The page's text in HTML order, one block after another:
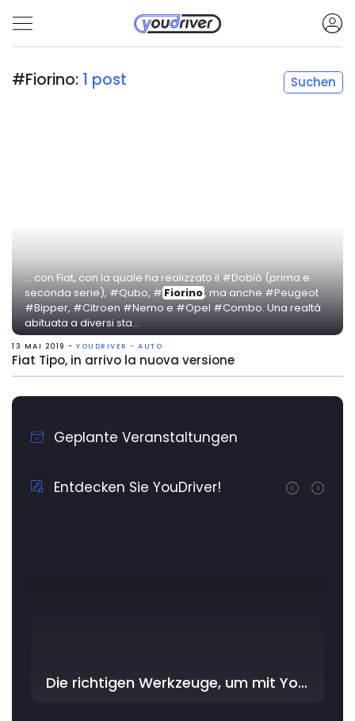
#Fiorino: 1 post Suchen
... con Fiat, con la quale ha realizzato il #Doblò (prima e
seconda serie), #Qubo, # Fiorino, ma anche #Peugeot
#Bipper, #Citroen #Nemo e #Opel #Combo. Una realtà
abituata a diversi sta...
13 MAI 2019 - YOUDRIVER - AUTO
Fiat Tipo, in arrivo la nuova versione
Geplante Veranstaltungen
Entdecken Sie YouDriver!
Die richtigen Werkzeuge, um mit YouDriver im Workshop am besten zu beginnen